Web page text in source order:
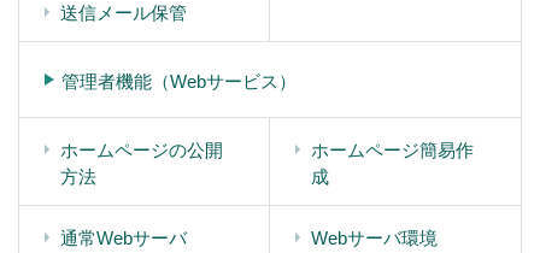
送信メール保管
管理者機能（Webサービス）
ホームページの公開
方法
ホームページ簡易作
成
通常Webサーバ Webサーバ環境